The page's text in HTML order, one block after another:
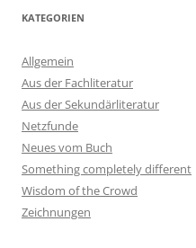
KATEGORIEN
Allgemein
Aus der Fachliteratur
Aus der Sekundärliteratur
Netzfunde
Neues vom Buch
Something completely different
Wisdom of the Crowd
Zeichnungen